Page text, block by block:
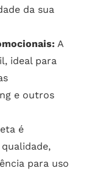
da sua
A
ideal para
e outros
é
para uso